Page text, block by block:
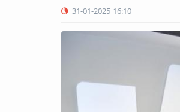
31-01-2025 16:10